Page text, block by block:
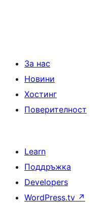
За нас
Новини
Хостинг
Поверителност
Learn
Поддръжка
Developers
WordPress.tv ↗